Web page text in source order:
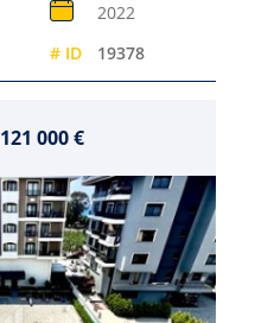
2022
# ID 19378
121 000 €